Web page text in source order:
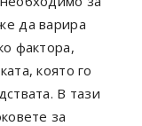
да варира
фактора,
която го
В тази
за